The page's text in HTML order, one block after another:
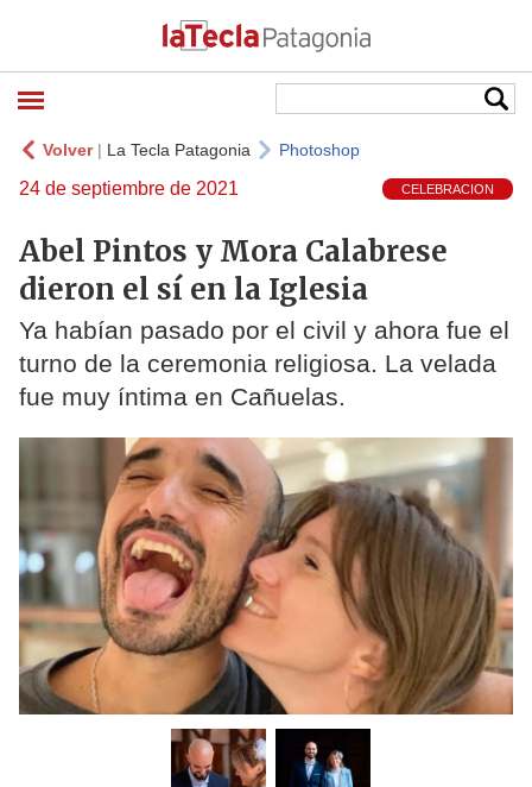
Volver| La Tecla Patagonia Photoshop
24 de septiembre de 2021 CELEBRACION
Abel Pintos y Mora Calabrese
dieron el sí en la Iglesia
Ya habían pasado por el civil y ahora fue el
turno de la ceremonia religiosa. La velada
fue muy íntima en Cañuelas.